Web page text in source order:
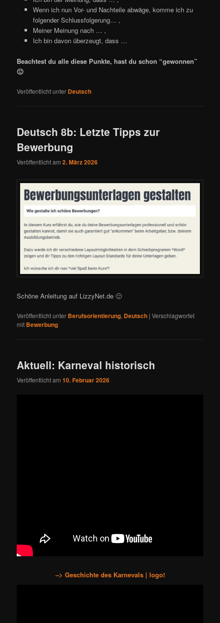
Wenn ich nun Vor- und Nachteile abwäge, komme ich zu
folgender Schlussfolgerung… ,
Meiner Meinung nach … ,
Ich bin davon überzeugt, dass …
Beachtest du alle diese Punkte, hast du schon “gewonnen”
🙂
Veröffentlicht unter Deutsch
Deutsch 8b: Letzte Tipps zur
Bewerbung
Veröffentlicht am2. März 2026
Schöne Anleitung auf LizzyNet.de 🙂
Veröffentlicht unter Berufsorientierung, Deutsch |Verschlagwortet
mit Bewerbung
Aktuell: Karneval historisch
Veröffentlicht am10. Februar 2026
–> Geschichte des Karnevals | logo!